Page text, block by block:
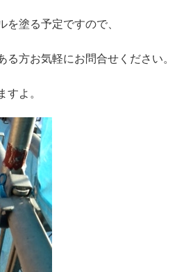
塗る予定ですので、
る方お気軽にお問合せください。
よ。